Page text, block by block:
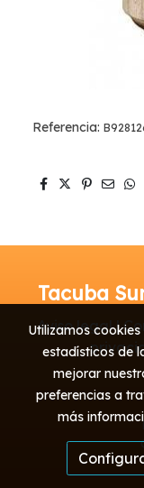
Referencia:
Tacuba
Aviso legal |
Utilizamos
estadísticos de
mejorar
preferencias a
más